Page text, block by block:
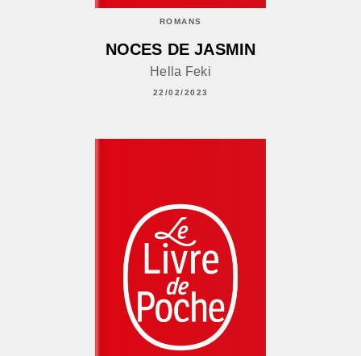
ROMANS
NOCES DE JASMIN
Hella Feki
22/02/2023